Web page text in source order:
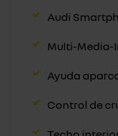
Audi
Multi-Media-
Ayuda
Control de